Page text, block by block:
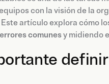
con la visión de la
artículo explora cómo
comunesy midiendo